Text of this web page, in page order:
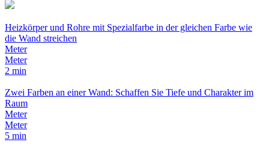
Heizkörper und Rohre mit Spezialfarbe in der gleichen Farbe wie
die Wand streichen
Meter
Meter
2 min
Zwei Farben an einer Wand: Schaffen Sie Tiefe und Charakter im
Raum
Meter
Meter
5 min